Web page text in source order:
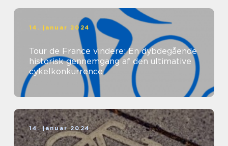
14. januar 2024
Tour de France vindere: En dybdegående
historisk gennemgang af den ultimative
cykelkonkurrence
14. januar 2024